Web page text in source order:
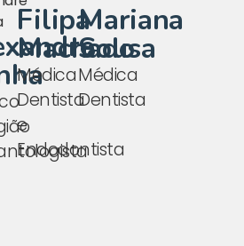
Filipa
Machado
Médica
Dentista
e
Endodontista
Mariana
Sousa
Médica
Dentista